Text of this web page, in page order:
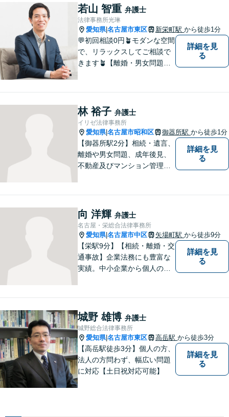
ち、希望、考え方を尊重し、
迅速に問題を解決することを
心がけております。
若山 智重 弁護士
法律事務所光琳
愛知県|名古屋市東区 新栄町駅 から徒歩1分
💬初回相談0円🪴モダンな空間
で、リラックスしてご相談で
きます🪴【離婚・男女問題】
ご相談ください。明るい未来
に向け一緒に歩んでいきまし
ょう【相続の相談にも対応】
詳細を見
る
林 裕子 弁護士
イリゼ法律事務所
愛知県|名古屋市昭和区 御器所駅 から徒歩1分
【御器所駅2分】相続・遺言、
離婚や男女問題、成年後見、
不動産及びマンション管理な
い、丁寧な説明と迅速な対応
を心がけております。【完全
個室】【法テラス利用可】
詳細を見
る
向 洋輝 弁護士
名古屋・栄総合法律事務所
愛知県|名古屋市中区 矢場町駅 から徒歩9分
【栄駅9分】【相続・離婚・交
通事故】企業法務にも豊富な
実績。中小企業から個人の方
お困りのことがございました
ら、まずはお気軽にご相談く
ださい。
詳細を見
る
城野 雄博 弁護士
城野総合法律事務所
愛知県|名古屋市東区 高岳駅 から徒歩3分
【高岳駅徒歩3分】個人の方、
法人の方問わず、幅広い問題
に対応【土日祝対応可能】
詳細を見
る